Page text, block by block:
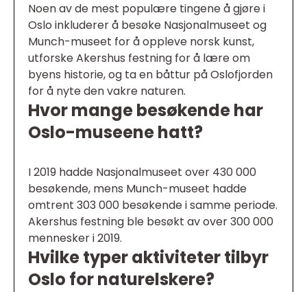
Noen av de mest populære tingene å gjøre i
Oslo inkluderer å besøke Nasjonalmuseet og
Munch-museet for å oppleve norsk kunst,
utforske Akershus festning for å lære om
byens historie, og ta en båttur på Oslofjorden
for å nyte den vakre naturen.
Hvor mange besøkende har
Oslo-museene hatt?
I 2019 hadde Nasjonalmuseet over 430 000
besøkende, mens Munch-museet hadde
omtrent 303 000 besøkende i samme periode.
Akershus festning ble besøkt av over 300 000
mennesker i 2019.
Hvilke typer aktiviteter tilbyr
Oslo for naturelskere?